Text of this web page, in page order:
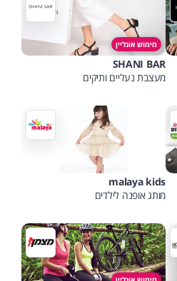
מימוש אונליין
SHANI BAR
מעצבת נעליים ותיקים
malaya kids
מותג אופנה לילדים